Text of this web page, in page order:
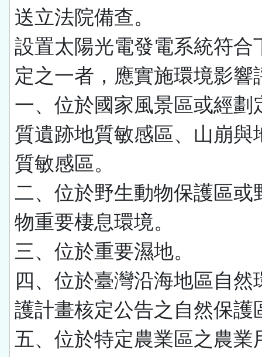
送立法院備查。
設置太陽光電發電系統符合
定之一者，應實施環境影響
一、位於國家風景區或經劃
質遺跡地質敏感區、山崩與
質敏感區。
二、位於野生動物保護區或
物重要棲息環境。
三、位於重要濕地。
四、位於臺灣沿海地區自然
護計畫核定公告之自然保護
五、位於特定農業區之農業